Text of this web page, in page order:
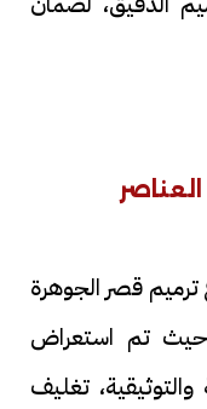
قصر الجوهرة
تم استعراض
والتوثيقية، تغليف